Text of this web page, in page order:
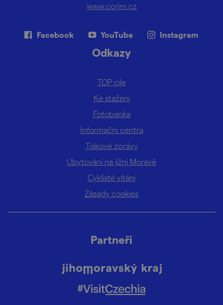
www.ccrjm.cz
Facebook YouTube Instagram
Odkazy
TOP cíle
Ke stažení
Fotobanka
Informační centra
Tiskové zprávy
Ubytování na jižní Moravě
Cyklisté vítáni
Zásady cookies
Partneři